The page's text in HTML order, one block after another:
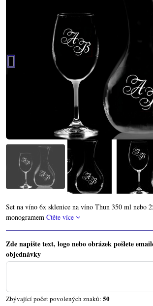
Set na víno 6x sklenice na víno Thun 350 ml nebo
monogramem Čtěte více
Zde napište text, logo nebo obrázek pošlete
objednávky
Zbývající počet povolených znaků: 50